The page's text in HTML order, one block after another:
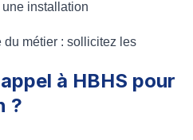
installation
métier : sollicitez les
à HBHS pour
?